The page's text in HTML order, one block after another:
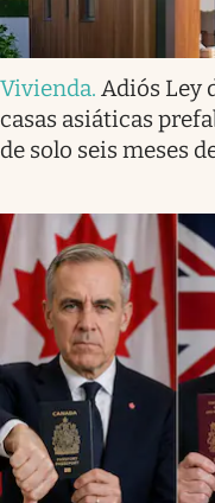
Vivienda. Adiós Ley
casas asiáticas
de solo seis meses